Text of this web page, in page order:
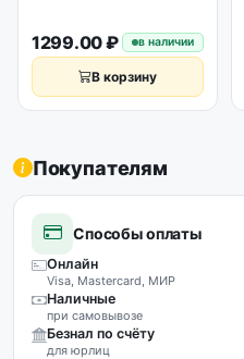
1299.00 ₽ в наличии
В корзину
Покупателям
Способы оплаты
Онлайн
Visa, Mastercard, МИР
Наличные
при самовывозе
Безнал по счёту
для юрлиц